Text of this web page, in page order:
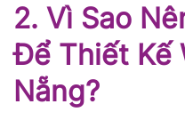
2. Vì Sao
Để Thiết Kế
Nẵng?